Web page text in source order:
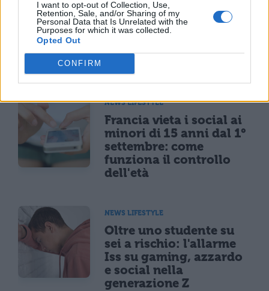
I want to opt-out of Collection, Use,
Retention, Sale, and/or Sharing of my
Personal Data that Is Unrelated with the
Purposes for which it was collected.
Opted Out
CONFIRM
TI POTREBBE INTERESSARE
NEWS LIFESTYLE
Francia vieta i social ai
minori di 15 anni dal 1°
settembre: come
funziona il controllo
dell'età
NEWS LIFESTYLE
Oltre uno studente su
sei a rischio: l'allarme
Iss su gaming, azzardo
e social nella
generazione Z